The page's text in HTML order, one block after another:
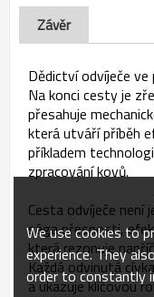
Závěr
Dědictví odvíječe
Na konci cesty je
přesahuje
která utváří příběh
příkladem
zpracování kovů.
Cesta odvíječe není
sága přesnosti,
která rezonuje
Každá odvinutá
a ukazuje klíčovou
We use cookies to
experience. They
order to constantly